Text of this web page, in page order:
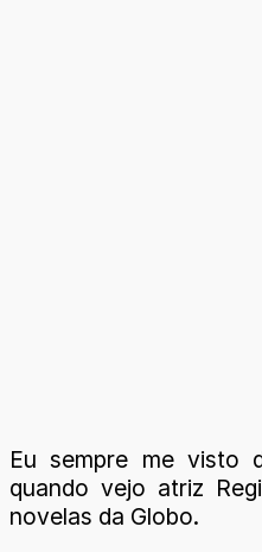
Eu sempre me visto
quando vejo atriz
novelas da Globo.